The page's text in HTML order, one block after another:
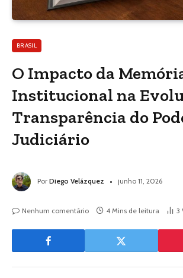
BRASIL
O Impacto da
Institucional na
Transparência do
Judiciário
Por Diego Velázquez junho 11, 2026
Nenhum comentário 4 Mins de leitura 3